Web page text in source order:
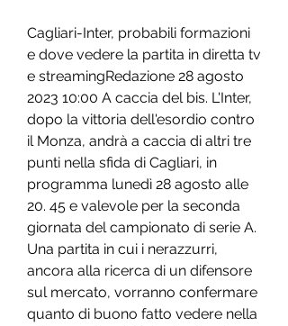
Cagliari-Inter, probabili formazioni
e dove vedere la partita in diretta tv
e streamingRedazione 28 agosto
2023 10:00 A caccia del bis. L'Inter,
dopo la vittoria dell'esordio contro
il Monza, andrà a caccia di altri tre
punti nella sfida di Cagliari, in
programma lunedì 28 agosto alle
20. 45 e valevole per la seconda
giornata del campionato di serie A.
Una partita in cui i nerazzurri,
ancora alla ricerca di un difensore
sul mercato, vorranno confermare
quanto di buono fatto vedere nella